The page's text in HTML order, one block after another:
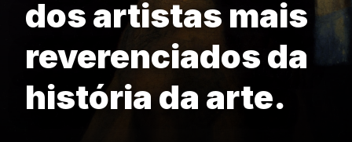
dos artistas mais
reverenciados da
história da arte.